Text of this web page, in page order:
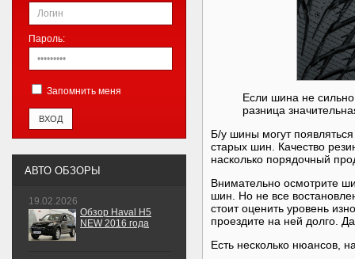
Если шина не
разница
Б/у шины могут
старых шин. Качество
насколько порядочный
Внимательно осмотрите
шин. Но не все
стоит оценить уровень
проездите на ней долго.
Есть несколько нюансов,
Пароль:
Запомнить меня
АВТО ОБЗОРЫ
19.02.2026
Обзор Haval H5
NEW 2016 года